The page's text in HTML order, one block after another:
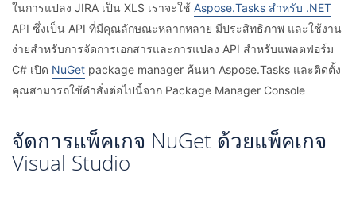
ในการแปลง JIRA เป็น XLS เราจะใช้ Aspose.Tasks สำหรับ .NET
API ซึ่งเป็น API ที่มีคุณลักษณะหลากหลาย มีประสิทธิภาพ และใช้งาน
ง่ายสำหรับการจัดการเอกสารและการแปลง API สำหรับแพลตฟอร์ม
C# เปิด NuGet package manager ค้นหา Aspose.Tasks และติดตั้ง
คุณสามารถใช้คำสั่งต่อไปนี้จาก Package Manager Console
จัดการแพ็คเกจ NuGet ด้วยแพ็คเกจ
Visual Studio